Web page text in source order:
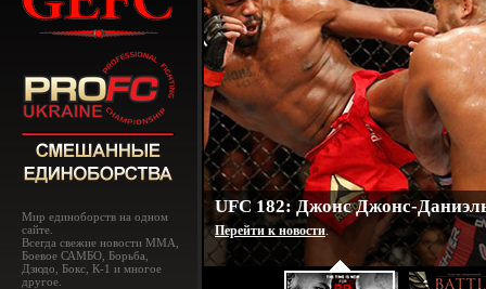
Мир единоборств на одном
сайте.
Всегда свежие новости MMA,
Боевое САМБО, Борьба,
Дзюдо, Бокс, К-1 и многое
другое.
UFC 182: Джонс Джонс-
Перейти к новости.